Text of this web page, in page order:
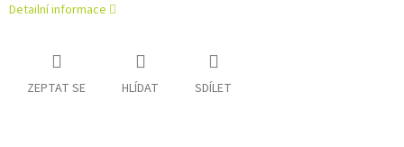
Detailní informace
ZEPTAT SE HLÍDAT SDÍLET